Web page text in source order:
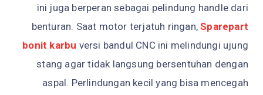
ini juga berperan sebagai pelindung handle dari
benturan. Saat motor terjatuh ringan,Sparepart
bonit karbu versi bandul CNC ini melindungi ujung
stang agar tidak langsung bersentuhan dengan
aspal. Perlindungan kecil yang bisa mencegah